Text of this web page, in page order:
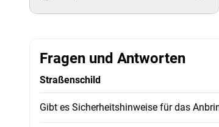
Fragen und Antworten
Straßenschild
Gibt es Sicherheitshinweise für das